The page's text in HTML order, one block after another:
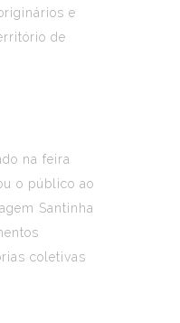
e
de
na feira
o público ao
Santinha
coletivas